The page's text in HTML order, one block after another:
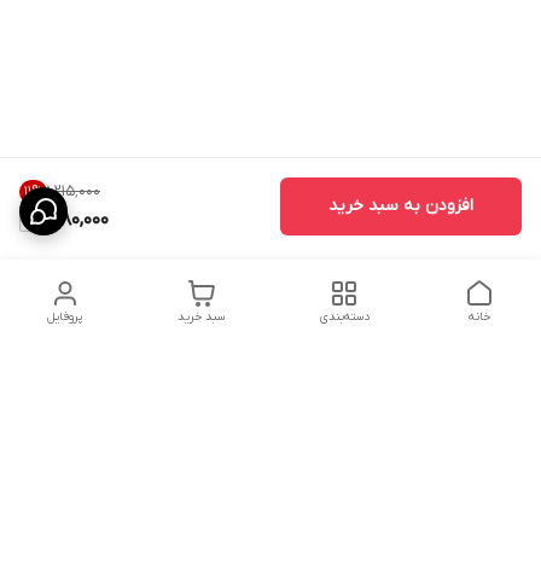
۱٬۲۱۵٬۰۰۰ 11%
1,080,000
افزودن به سبد خرید
پروفایل سبد خرید دسته‌بندی خانه